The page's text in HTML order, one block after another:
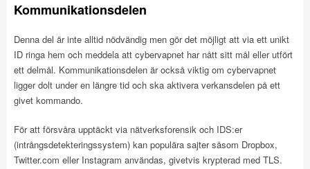
Kommunikationsdelen
Denna del är inte alltid nödvändig men gör det möjligt att via ett unikt
ID ringa hem och meddela att cybervapnet har nått sitt mål eller utfört
ett delmål. Kommunikationsdelen är också viktig om cybervapnet
ligger dolt under en längre tid och ska aktivera verkansdelen på ett
givet kommando.
För att försvåra upptäckt via nätverksforensik och IDS:er
(intrångsdetekteringssystem) kan populära sajter såsom Dropbox,
Twitter.com eller Instagram användas, givetvis krypterad med TLS.